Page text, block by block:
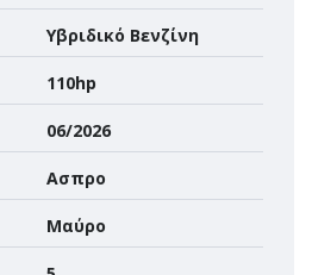
Υβριδικό Βενζίνη
110hp
06/2026
Ασπρο
Μαύρο